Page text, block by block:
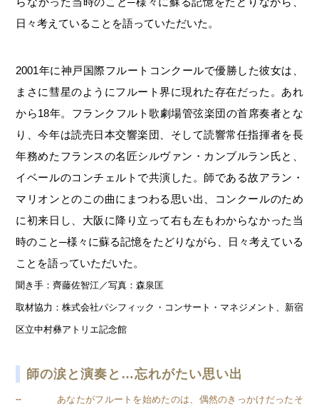
日々考えていることを語っていただいた。
2001年に神戸国際フルートコンクールで優勝した彼女は、
まさに彗星のようにフルート界に現れた存在だった。あれ
から18年。フランクフルト歌劇場管弦楽団の首席奏者とな
り、今年は読売日本交響楽団、そして読響常任指揮者を長
年務めたフランスの名匠シルヴァン・カンブルラン氏と、
イベールのコンチェルトで共演した。師である故アラン・
マリオンとのこの曲にまつわる思い出、コンクールのため
に初来日し、大阪に降り立って右も左もわからなかった当
時のこと─様々に蘇る記憶をたどりながら、日々考えている
ことを語っていただいた。
聞き手：齊藤佐智江／写真：森泉匡
取材協力：株式会社パシフィック・コンサート・マネジメント、新宿
区立中村彝アトリエ記念館
師の涙と演奏と…忘れがたい思い出
-- あなたがフルートを始めたのは、偶然のきっかけだったそ